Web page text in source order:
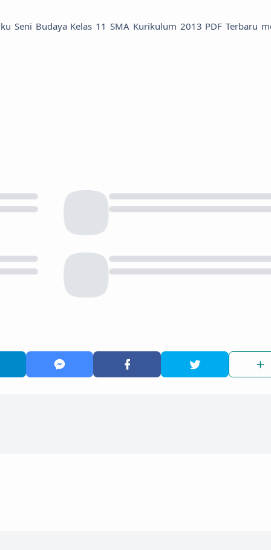
Seni Budaya Kelas 11 SMA Kurikulum 2013 PDF Terbaru